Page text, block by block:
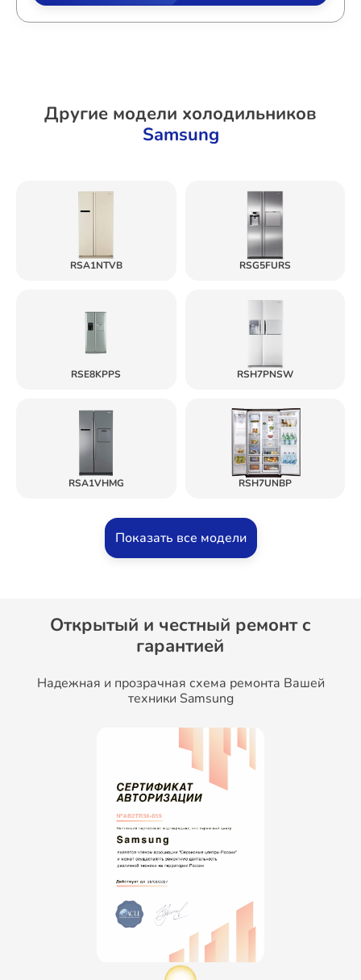
Другие модели холодильников
Samsung
RSA1NTVB RSG5FURS
RSE8KPPS RSH7PNSW
RSA1VHMG RSH7UNBP
Показать все модели
Открытый и честный ремонт c
гарантией
Надежная и прозрачная схема ремонта Вашей
техники Samsung